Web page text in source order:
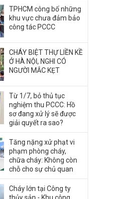
TPHCM công bố những
khu vực chưa đảm bảo
công tác PCCC
CHÁY BIỆT THỰ LIỀN KỀ
Ở HÀ NỘI, NGHI CÓ
NGƯỜI MẮC KẸT
Từ 1/7, bỏ thủ tục
nghiệm thu PCCC: Hồ
sơ đang xử lý sẽ được
giải quyết ra sao?
Tăng nặng xử phạt vi
phạm phòng cháy,
chữa cháy: Không còn
chỗ cho sự chủ quan
Cháy lớn tại Công ty